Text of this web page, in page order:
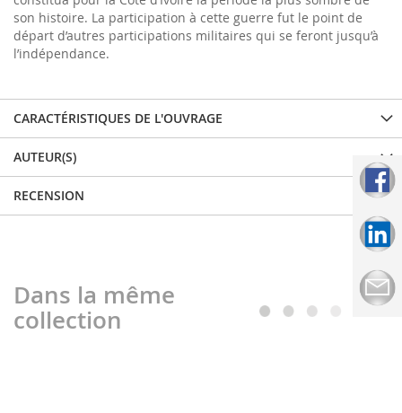
son histoire. La participation à cette guerre fut le point de
départ d’autres participations militaires qui se feront jusqu’à
l’indépendance.
CARACTÉRISTIQUES DE L'OUVRAGE
AUTEUR(S)
RECENSION
Dans la même
collection